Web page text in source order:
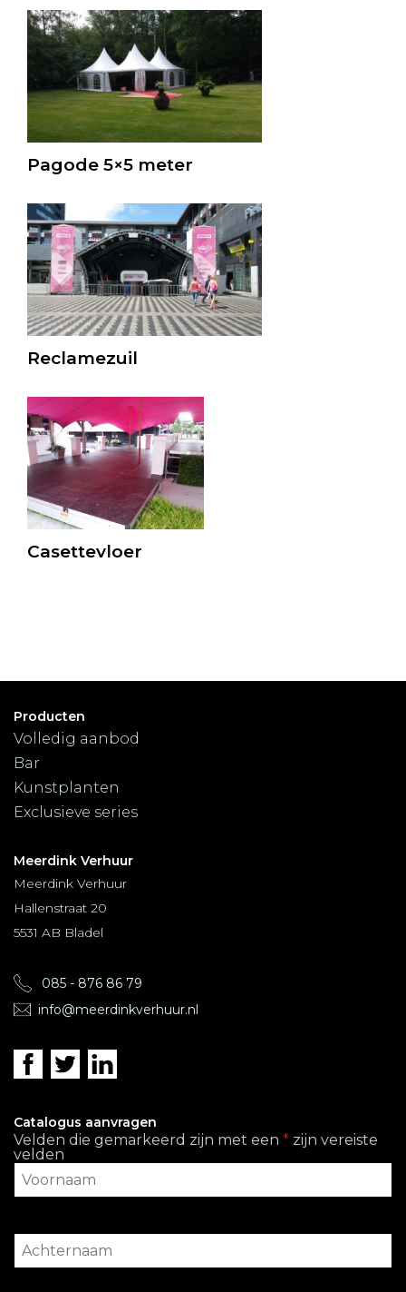
Pagode 5×5 meter
Reclamezuil
Casettevloer
Producten
Volledig aanbod
Bar
Kunstplanten
Exclusieve series
Meerdink Verhuur
Meerdink Verhuur
Hallenstraat 20
5531 AB Bladel
085 - 876 86 79
info@meerdinkverhuur.nl
Catalogus aanvragen
Velden die gemarkeerd zijn met een * zijn vereiste
velden